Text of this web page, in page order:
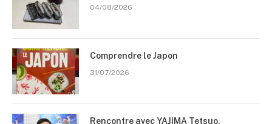
04/08/2026
Comprendre le Japon
31/07/2026
Rencontre avec YAJIMA Tetsuo,